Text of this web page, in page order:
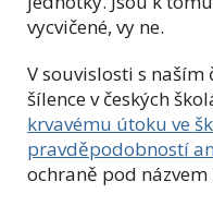
vycvičené, vy ne.
V souvislosti s
šílence v českých
krvavému útoku ve
pravděpodobností
ochraně pod názvem